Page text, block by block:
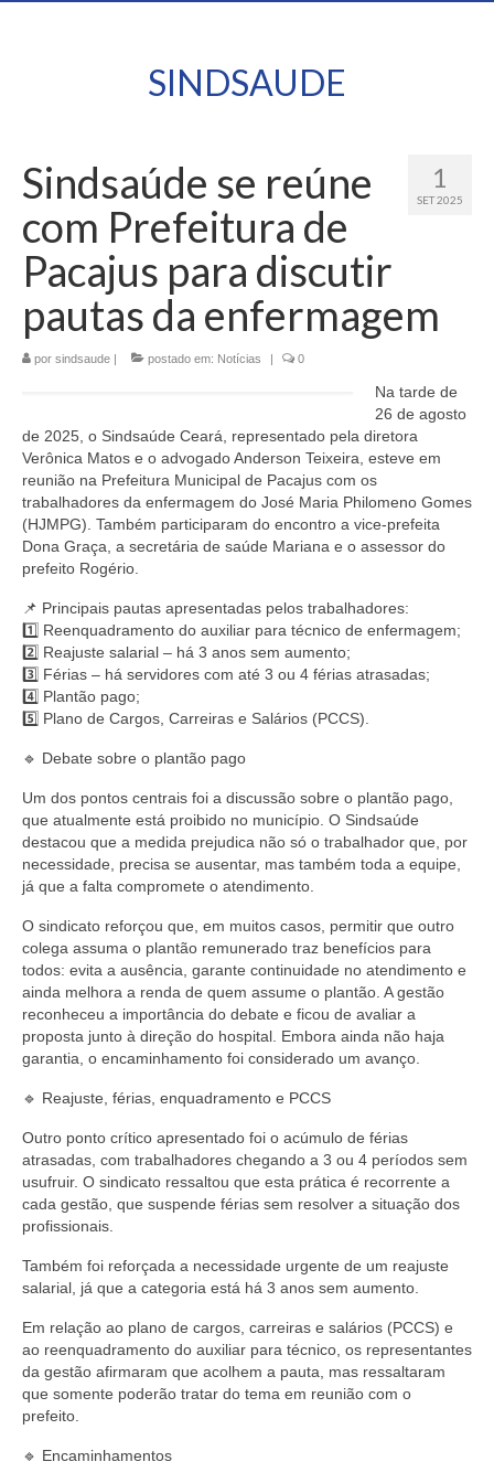
SINDSAUDE
1
SET 2025
Sindsaúde se reúne
com Prefeitura de
Pacajus para discutir
pautas da enfermagem
por sindsaude | postado em: Notícias | 0
Na tarde de
26 de agosto
de 2025, o Sindsaúde Ceará, representado pela diretora
Verônica Matos e o advogado Anderson Teixeira, esteve em
reunião na Prefeitura Municipal de Pacajus com os
trabalhadores da enfermagem do José Maria Philomeno Gomes
(HJMPG). Também participaram do encontro a vice-prefeita
Dona Graça, a secretária de saúde Mariana e o assessor do
prefeito Rogério.
📌 Principais pautas apresentadas pelos trabalhadores:
1️⃣ Reenquadramento do auxiliar para técnico de enfermagem;
2️⃣ Reajuste salarial – há 3 anos sem aumento;
3️⃣ Férias – há servidores com até 3 ou 4 férias atrasadas;
4️⃣ Plantão pago;
5️⃣ Plano de Cargos, Carreiras e Salários (PCCS).
🔹 Debate sobre o plantão pago
Um dos pontos centrais foi a discussão sobre o plantão pago,
que atualmente está proibido no município. O Sindsaúde
destacou que a medida prejudica não só o trabalhador que, por
necessidade, precisa se ausentar, mas também toda a equipe,
já que a falta compromete o atendimento.
O sindicato reforçou que, em muitos casos, permitir que outro
colega assuma o plantão remunerado traz benefícios para
todos: evita a ausência, garante continuidade no atendimento e
ainda melhora a renda de quem assume o plantão. A gestão
reconheceu a importância do debate e ficou de avaliar a
proposta junto à direção do hospital. Embora ainda não haja
garantia, o encaminhamento foi considerado um avanço.
🔹 Reajuste, férias, enquadramento e PCCS
Outro ponto crítico apresentado foi o acúmulo de férias
atrasadas, com trabalhadores chegando a 3 ou 4 períodos sem
usufruir. O sindicato ressaltou que esta prática é recorrente a
cada gestão, que suspende férias sem resolver a situação dos
profissionais.
Também foi reforçada a necessidade urgente de um reajuste
salarial, já que a categoria está há 3 anos sem aumento.
Em relação ao plano de cargos, carreiras e salários (PCCS) e
ao reenquadramento do auxiliar para técnico, os representantes
da gestão afirmaram que acolhem a pauta, mas ressaltaram
que somente poderão tratar do tema em reunião com o
prefeito.
🔹 Encaminhamentos